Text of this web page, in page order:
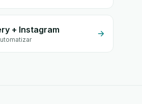
+ Instagram